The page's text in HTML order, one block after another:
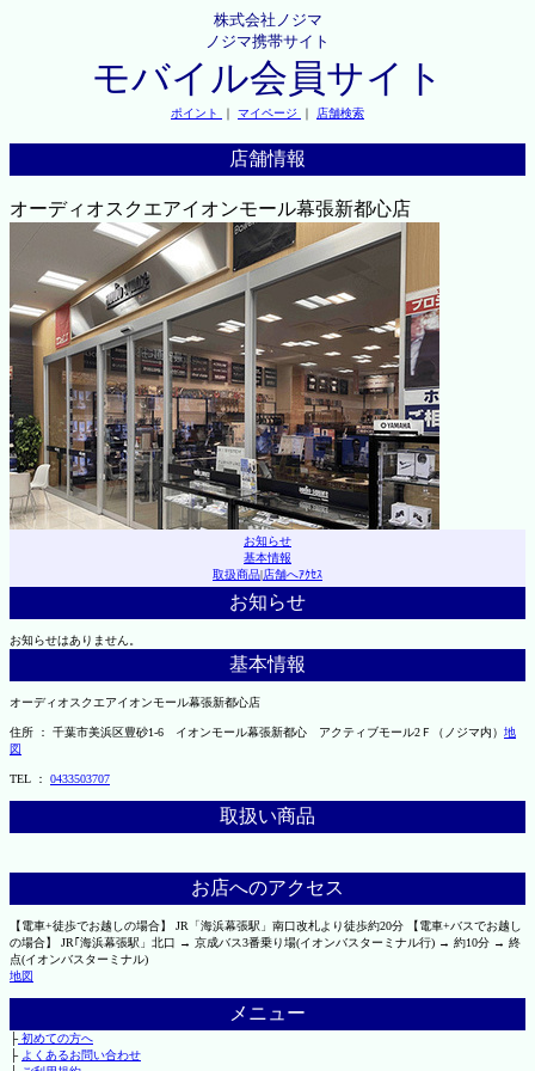
株式会社ノジマ
ノジマ携帯サイト
モバイル会員サイト
ポイント ｜ マイページ ｜ 店舗検索
店舗情報
オーディオスクエアイオンモール幕張新都心店
お知らせ
基本情報
取扱商品|店舗へｱｸｾｽ
お知らせ
お知らせはありません。
基本情報
オーディオスクエアイオンモール幕張新都心店
住所 ： 千葉市美浜区豊砂1-6 イオンモール幕張新都心 アクティブモール2Ｆ（ノジマ内） 地
図
TEL ： 0433503707
取扱い商品
お店へのアクセス
【電車+徒歩でお越しの場合】 JR「海浜幕張駅」南口改札より徒歩約20分 【電車+バスでお越し
の場合】 JR｢海浜幕張駅」北口 → 京成バス3番乗り場(イオンバスターミナル行) → 約10分 → 終
点(イオンバスターミナル)
地図
メニュー
├初めての方へ
├ よくあるお問い合わせ